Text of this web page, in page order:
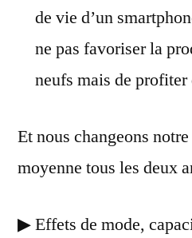
de vie d’un
ne pas favoriser la
neufs mais de profiter
Et nous changeons
moyenne tous les deux
▶ Effets de mode,